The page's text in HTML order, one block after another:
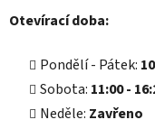
Otevírací doba:
Pondělí - Pátek:
Sobota: 11:00 -
Neděle: Zavřeno